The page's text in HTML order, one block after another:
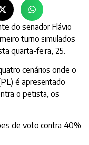
do senador Flávio
turno simulados
quarta-feira, 25.
cenários onde o
é apresentado
o petista, os
de voto contra 40%